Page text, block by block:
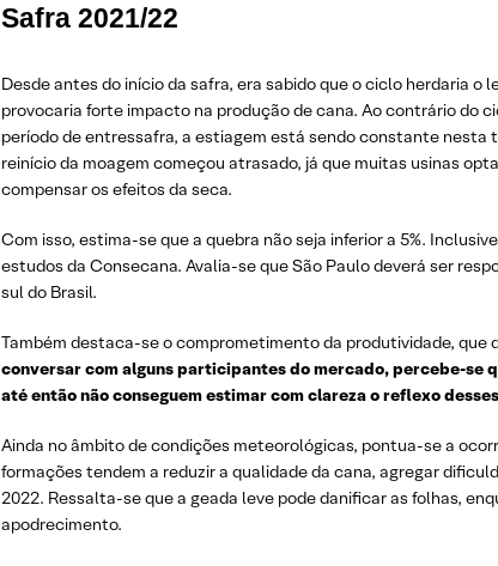
Safra 2021/22
Desde antes do início da safra, era sabido que o ciclo herdaria
provocaria forte impacto na produção de cana. Ao contrário do
período de entressafra, a estiagem está sendo constante
reinício da moagem começou atrasado, já que muitas usinas
compensar os efeitos da seca.
Com isso, estima-se que a quebra não seja inferior a 5%.
estudos da Consecana. Avalia-se que São Paulo deverá ser
sul do Brasil.
Também destaca-se o comprometimento da produtividade, que
conversar com alguns participantes do mercado, percebe-se
até então não conseguem estimar com clareza o reflexo
Ainda no âmbito de condições meteorológicas, pontua-se a
formações tendem a reduzir a qualidade da cana, agregar
2022. Ressalta-se que a geada leve pode danificar as folhas,
apodrecimento.